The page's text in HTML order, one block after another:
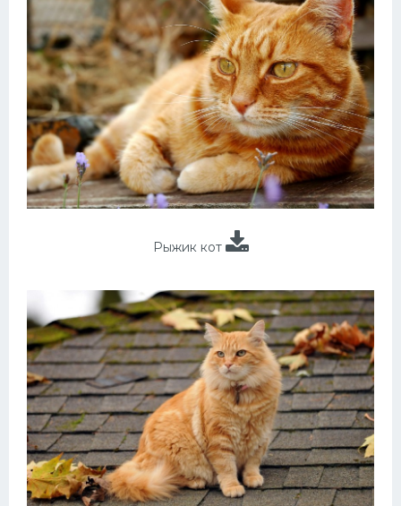
Рыжик кот